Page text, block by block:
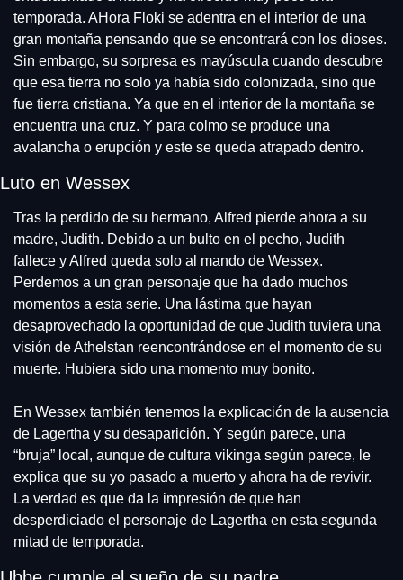
temporada. AHora Floki se adentra en el interior de una
gran montaña pensando que se encontrará con los dioses.
Sin embargo, su sorpresa es mayúscula cuando descubre
que esa tierra no solo ya había sido colonizada, sino que
fue tierra cristiana. Ya que en el interior de la montaña se
encuentra una cruz. Y para colmo se produce una
avalancha o erupción y este se queda atrapado dentro.
Luto en Wessex
Tras la perdido de su hermano, Alfred pierde ahora a su
madre, Judith. Debido a un bulto en el pecho, Judith
fallece y Alfred queda solo al mando de Wessex.
Perdemos a un gran personaje que ha dado muchos
momentos a esta serie. Una lástima que hayan
desaprovechado la oportunidad de que Judith tuviera una
visión de Athelstan reencontrándose en el momento de su
muerte. Hubiera sido una momento muy bonito.
En Wessex también tenemos la explicación de la ausencia
de Lagertha y su desaparición. Y según parece, una
“bruja” local, aunque de cultura vikinga según parece, le
explica que su yo pasado a muerto y ahora ha de revivir.
La verdad es que da la impresión de que han
desperdiciado el personaje de Lagertha en esta segunda
mitad de temporada.